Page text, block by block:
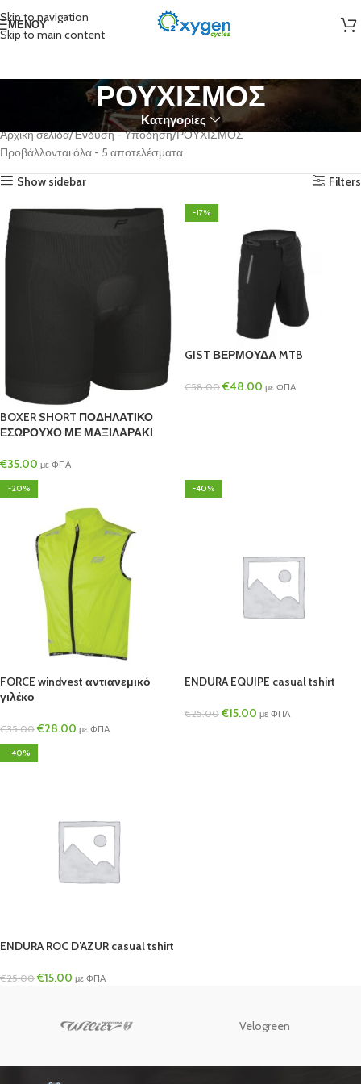
Skip to navigation
Skip to main content
ΜΕΝΟΎ
ΡΟΥΧΙΣΜΟΣ
Κατηγορίες
Αρχική σελίδα Ένδυση - Υπόδηση ΡΟΥΧΙΣΜΟΣ
Προβάλλονται όλα - 5 αποτελέσματα
Show sidebar Filters
BOXER SHORT ΠΟΔΗΛΑΤΙΚΟ
ΕΣΩΡΟΥΧΟ ΜΕ ΜΑΞΙΛΑΡΑΚΙ
€35.00 με ΦΠΑ
-17%
GIST ΒΕΡΜΟΥΔΑ MTB
€58.00 €48.00 με ΦΠΑ
-20%
FORCE windvest αντιανεμικό
γιλέκο
€35.00 €28.00 με ΦΠΑ
-40%
ENDURA EQUIPE casual tshirt
€25.00 €15.00 με ΦΠΑ
-40%
ENDURA ROC D’AZUR casual tshirt
€25.00 €15.00 με ΦΠΑ
Velogreen